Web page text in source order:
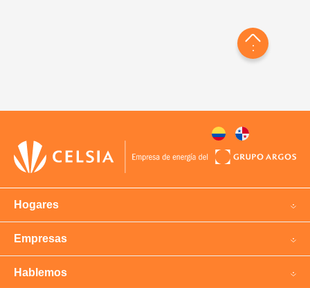
Hogares
Empresas
Hablemos